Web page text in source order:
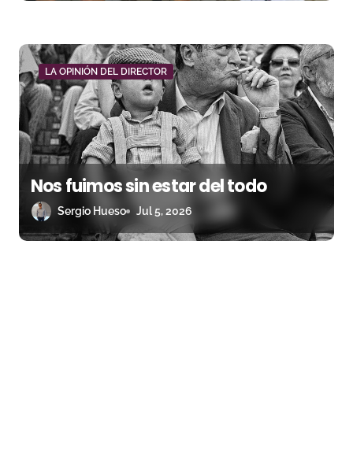
LA OPINIÓN DEL DIRECTOR
Nos fuimos sin estar del todo
Sergio Hueso Jul 5, 2026